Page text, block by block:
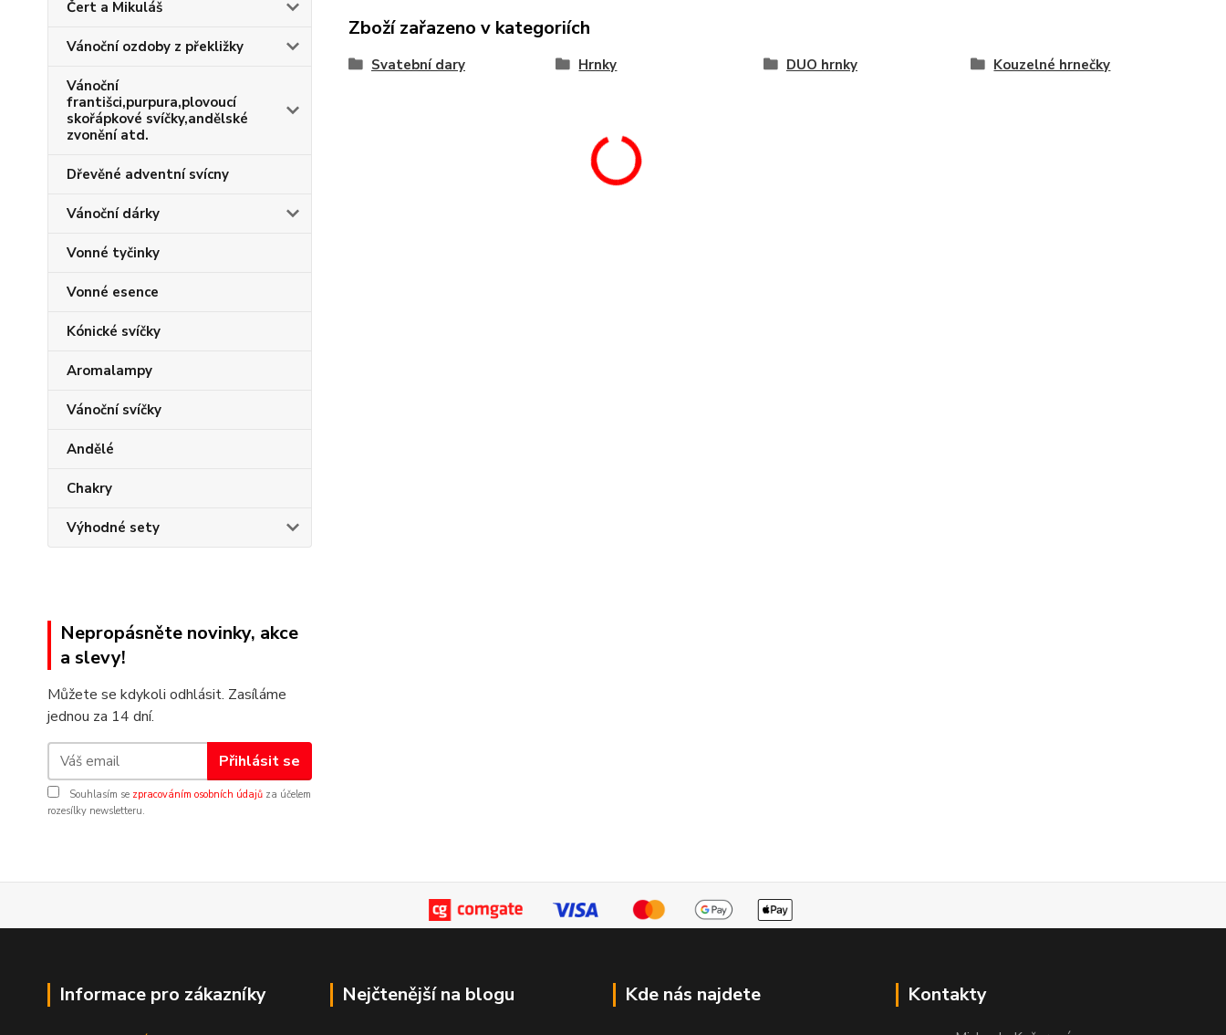
Čert a Mikuláš
Vánoční ozdoby z překližky
Vánoční
františci,purpura,plovoucí
skořápkové svíčky,andělské
zvonění atd.
Dřevěné adventní svícny
Vánoční dárky
Vonné tyčinky
Vonné esence
Kónické svíčky
Aromalampy
Vánoční svíčky
Andělé
Chakry
Výhodné sety
Nepropásněte novinky, akce
a slevy!
Můžete se kdykoli odhlásit. Zasíláme
jednou za 14 dní.
Přihlásit se
Souhlasím se zpracováním osobních údajů za účelem
rozesílky newsletteru.
Zboží zařazeno v kategoriích
Svatební dary Hrnky DUO hrnky Kouzelné hrnečky
Informace pro zákazníky Nejčtenější na blogu Kde nás najdete Kontakty